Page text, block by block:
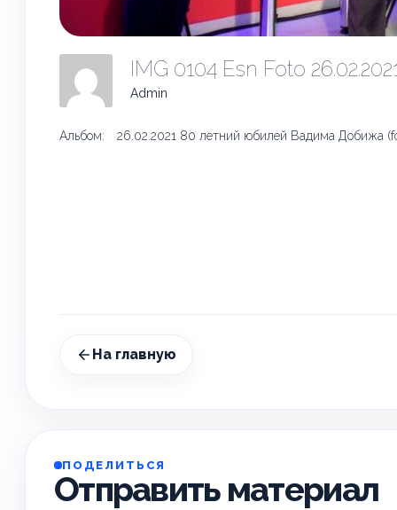
IMG 0104 Esn Foto
Admin
Альбом: 26.02.2021 80 летний юбилей Вадима Добижа
На главную
ПОДЕЛИТЬСЯ
Отправить материал